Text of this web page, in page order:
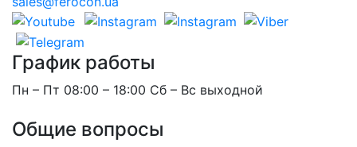
График работы
Пн – Пт 08:00 – 18:00 Сб – Вс выходной
Общие вопросы